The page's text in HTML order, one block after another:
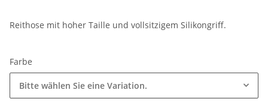
Reithose mit hoher Taille und vollsitzigem Silikongriff.
Farbe
Bitte wählen Sie eine Variation.